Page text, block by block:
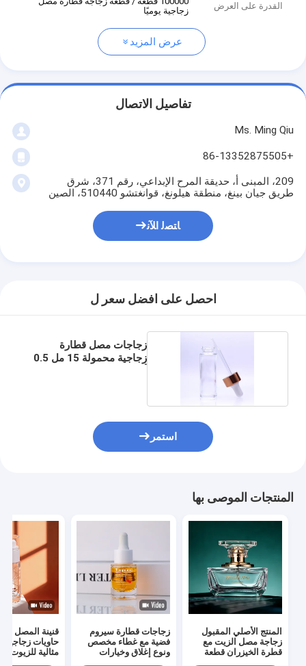
القدرة على العرض
زجاجية يوميًا
عرض المزيد
تفاصيل الاتصال
Ms. Ming Qiu
+86-13352875505
209، المبنى أ، حديقة المرح الإبداعي، رقم 371، شرق
طريق جيان بينغ، منطقة هيلونغ، قوانغتشو 510440، الصين
ﺎﺘﺼﻟ ﺍﻶﻧ
احصل على افضل سعر ل
زجاجات مصل قطارة
زجاجية محمولة 15 مل 0.5
استمر
المنتجات الموصى بها
المنتج الأصلي المقبول
زجاجة مصل الزيت مع
قطرة الخيزران قطعة
زجاجات قطارة سيروم
فضية مع غطاء مخصص
ونوع إغلاق وخيارات
قنينة المصل
حاويات زجاجية
مثالية للزيوت